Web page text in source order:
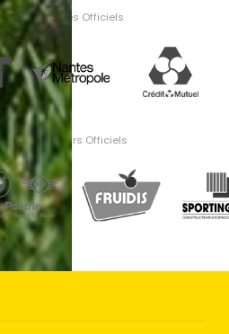
Partenaires Officiels
Fournisseurs Officiels